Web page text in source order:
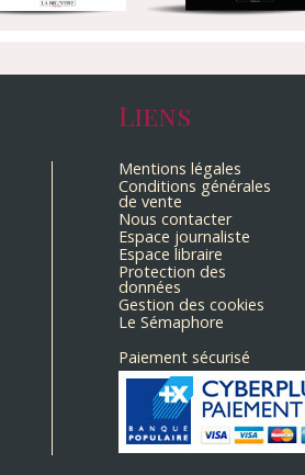
Liens
Mentions légales
Conditions générales
de vente
Nous contacter
Espace journaliste
Espace libraire
Protection des
données
Gestion des cookies
Le Sémaphore
Paiement sécurisé